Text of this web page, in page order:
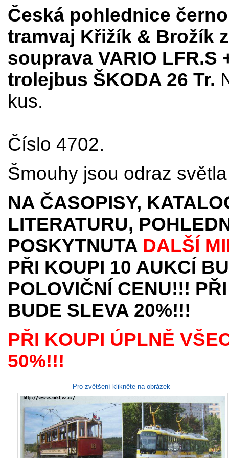
Česká pohlednice
tramvaj Křižík & Brožík
souprava VARIO LFR.S
trolejbus ŠKODA 26 Tr.
kus.
Číslo 4702.
Šmouhy jsou odraz
NA ČASOPISY,
LITERATURU,
POSKYTNUTA DALŠÍ
PŘI KOUPI 10 AUKCÍ
POLOVIČNÍ CENU!!!
BUDE SLEVA 20%!!!
PŘI KOUPI ÚPLNĚ
50%!!!
Pro zvětšení klikněte na obrázek